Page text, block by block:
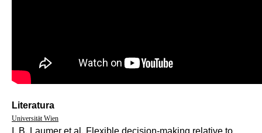
Literatura
Universität Wien
I. B. Laumer et al, Flexible decision-making relative to